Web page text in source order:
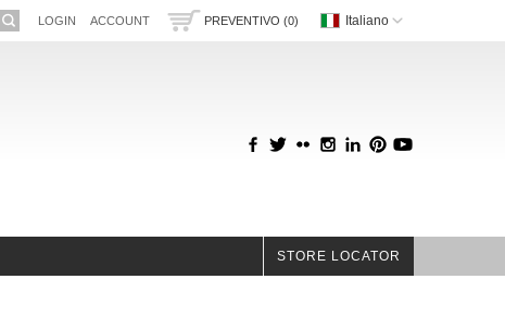
Italiano
PREVENTIVO (0)
LOGIN ACCOUNT
STORE LOCATOR